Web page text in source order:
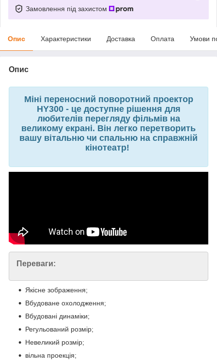
Замовлення під захистом
Опис Характеристики Доставка Оплата Умови
Опис
Міні переносний поворотний проектор
HY300 - це доступне рішення для
любителів перегляду фільмів на
великому екрані. Він легко перетворить
вашу вітальню чи спальню на справжній
кінотеатр!
Переваги:
Якісне зображення;
Вбудоване охолодження;
Вбудовані динаміки;
Регульований розмір;
Невеликий розмір;
вільна проекція;